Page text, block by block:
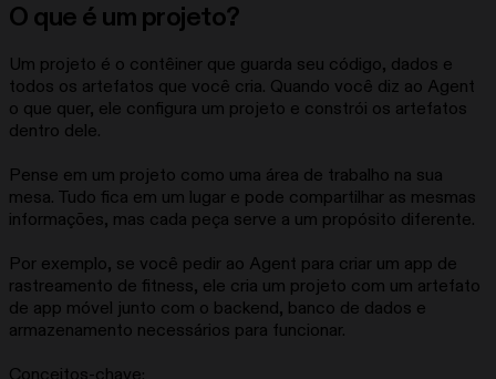
O que é um projeto?
Um projeto é o contêiner que guarda seu código, dados e
todos os artefatos que você cria. Quando você diz ao Agent
o que quer, ele configura um projeto e constrói os artefatos
dentro dele.
Pense em um projeto como uma área de trabalho na sua
mesa. Tudo fica em um lugar e pode compartilhar as mesmas
informações, mas cada peça serve a um propósito diferente.
Por exemplo, se você pedir ao Agent para criar um app de
rastreamento de fitness, ele cria um projeto com um artefato
de app móvel junto com o backend, banco de dados e
armazenamento necessários para funcionar.